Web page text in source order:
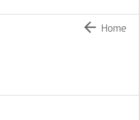
 Home